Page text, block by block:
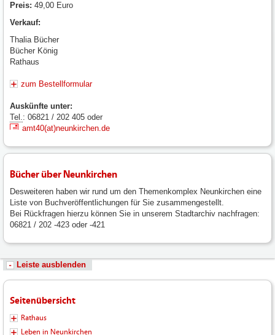
Preis: 49,00 Euro
Verkauf:
Thalia Bücher
Bücher König
Rathaus
zum Bestellformular
Auskünfte unter:
Tel.: 06821 / 202 405 oder
amt40(at)neunkirchen.de
Bücher über Neunkirchen
Desweiteren haben wir rund um den Themenkomplex Neunkirchen eine
Liste von Buchveröffentlichungen für Sie zusammengestellt.
Bei Rückfragen hierzu können Sie in unserem Stadtarchiv nachfragen:
06821 / 202 -423 oder -421
Leiste ausblenden
Seitenübersicht
Rathaus
Leben in Neunkirchen